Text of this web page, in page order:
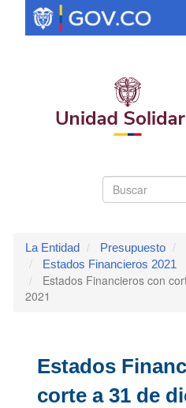
contenido
Buscar
La Entidad Presupuesto
Estados Financieros 2021
Estados Financieros con
2021
Estados
corte a 31 de